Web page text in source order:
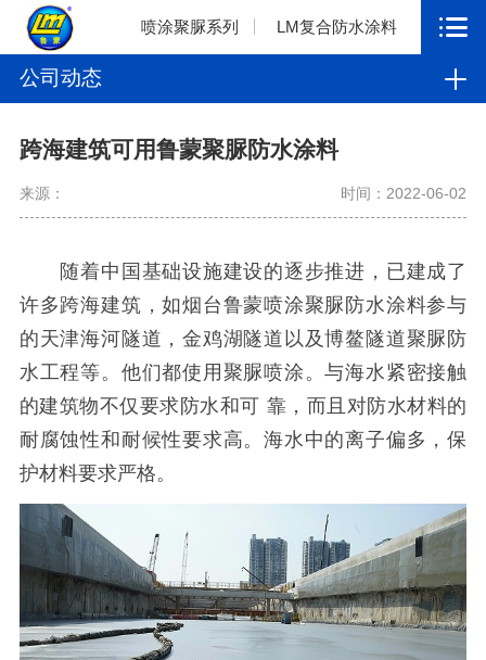
喷涂聚脲系列 LM复合防水涂料
公司动态
跨海建筑可用鲁蒙聚脲防水涂料
来源： 时间：2022-06-02
随着中国基础设施建设的逐步推进，已建成了
许多跨海建筑，如烟台鲁蒙喷涂聚脲防水涂料参与
的天津海河隧道，金鸡湖隧道以及博鳌隧道聚脲防
水工程等。他们都使用聚脲喷涂。与海水紧密接触
的建筑物不仅要求防水和可 靠，而且对防水材料的
耐腐蚀性和耐候性要求高。海水中的离子偏多，保
护材料要求严格。